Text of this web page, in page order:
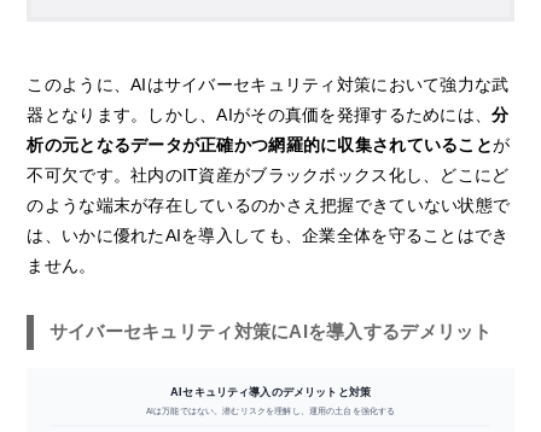
このように、AIはサイバーセキュリティ対策において強力な武
器となります。しかし、AIがその真価を発揮するためには、分
析の元となるデータが正確かつ網羅的に収集されていることが
不可欠です。社内のIT資産がブラックボックス化し、どこにど
のような端末が存在しているのかさえ把握できていない状態で
は、いかに優れたAIを導入しても、企業全体を守ることはでき
ません。
サイバーセキュリティ対策にAIを導入するデメリット
AIセキュリティ導入のデメリットと対策
AIは万能ではない。潜むリスクを理解し、運用の土台を強化する